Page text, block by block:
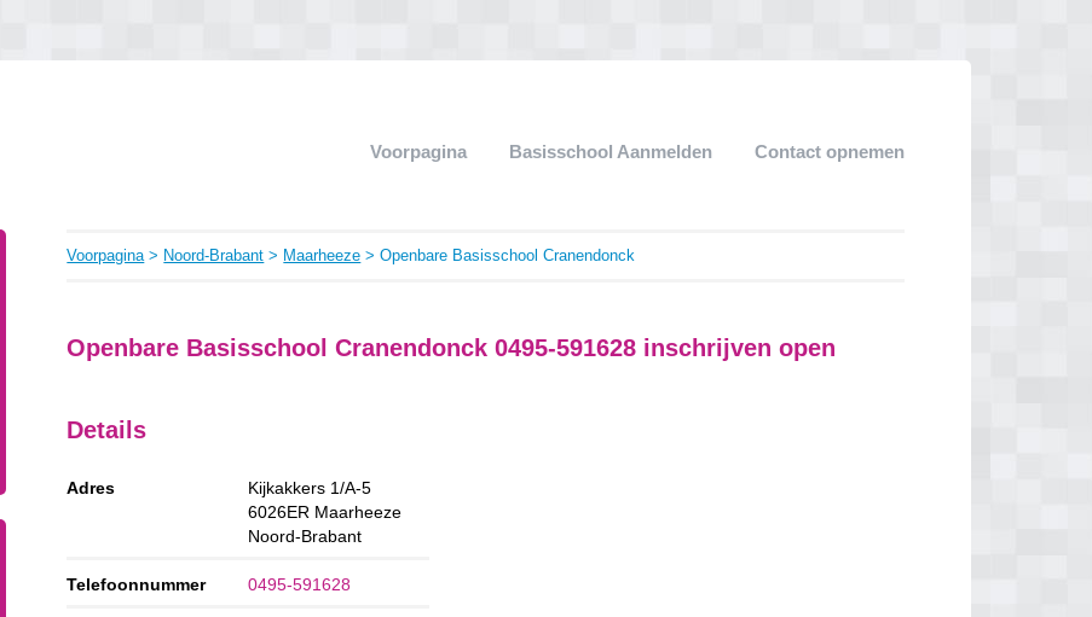
Voorpagina Basisschool Aanmelden Contact opnemen
Voorpagina> Noord-Brabant > Maarheeze > Openbare Basisschool Cranendonck
Openbare Basisschool Cranendonck 0495-591628 inschrijven open
Details
Adres
Kijkakkers 1/A-5
6026ER Maarheeze
Noord-Brabant
Telefoonnummer 0495-591628